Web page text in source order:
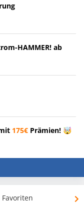
HAMMER! ab
175€ Prämien! 🤯
Favoriten